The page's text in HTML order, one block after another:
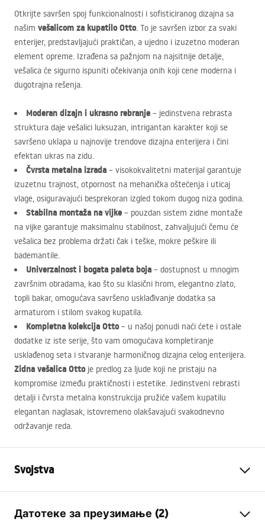
Otkrijte savršen spoj funkcionalnosti i sofisticiranog dizajna sa
našim vešalicom za kupatilo Otto. To je savršen izbor za svaki
enterijer, predstavljajući praktičan, a ujedno i izuzetno moderan
element opreme. Izrađena sa pažnjom na najsitnije detalje,
vešalica će sigurno ispuniti očekivanja onih koji cene moderna i
dugotrajna rešenja.
Moderan dizajn i ukrasno rebranje – jedinstvena rebrasta
struktura daje vešalici luksuzan, intrigantan karakter koji se
savršeno uklapa u najnovije trendove dizajna enterijera i čini
efektan ukras na zidu.
Čvrsta metalna izrada – visokokvalitetni materijal garantuje
izuzetnu trajnost, otpornost na mehanička oštećenja i uticaj
vlage, osiguravajući besprekoran izgled tokom dugog niza godina.
Stabilna montaža na vijke – pouzdan sistem zidne montaže
na vijke garantuje maksimalnu stabilnost, zahvaljujući čemu će
vešalica bez problema držati čak i teške, mokre peškire ili
bademantile.
Univerzalnost i bogata paleta boja – dostupnost u mnogim
završnim obradama, kao što su klasični hrom, elegantno zlato,
topli bakar, omogućava savršeno usklađivanje dodatka sa
armaturom i stilom svakog kupatila.
Kompletna kolekcija Otto– u našoj ponudi naći ćete i ostale
dodatke iz iste serije, što vam omogućava kompletiranje
usklađenog seta i stvaranje harmoničnog dizajna celog enterijera.
Zidna vešalica Ottoje predlog za ljude koji ne pristaju na
kompromise između praktičnosti i estetike. Jedinstveni rebrasti
detalji i čvrsta metalna konstrukcija pružiće vašem kupatilu
elegantan naglasak, istovremeno olakšavajući svakodnevno
održavanje reda.
Svojstva
Materijal
Metal
Датотеке за преузимање (2)